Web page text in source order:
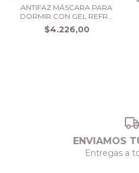
ANTIFAZ MÁSCARA PARA
DORMIR CON GEL REFR...
$4.226,00
ENVIAMOS
Entregas a